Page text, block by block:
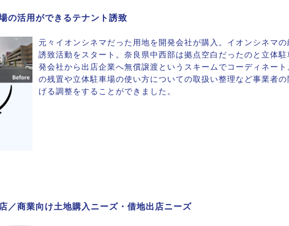
の活用ができるテナント誘致
元々イオンシネマだった用地を開発会社が購入。イオンシネマ
誘致活動をスタート。奈良県中西部は拠点空白だったのと立体
発会社から出店企業へ無償譲渡というスキームでコーディネー
の残置や立体駐車場の使い方についての取扱い整理など事業者
げる調整をすることができました。
／商業向け土地購入ニーズ・借地出店ニーズ